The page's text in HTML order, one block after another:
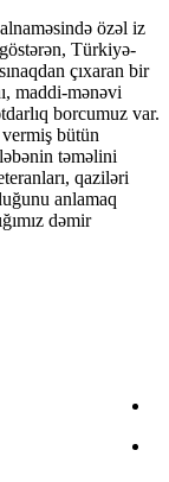
özəl iz
Türkiyə-
çıxaran bir
maddi-mənəvi
borcumuz var.
bütün
təməlini
qaziləri
anlamaq
dəmir